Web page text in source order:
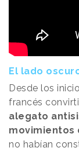
El lado
Desde los
francés
alegato
movimientos
no habían